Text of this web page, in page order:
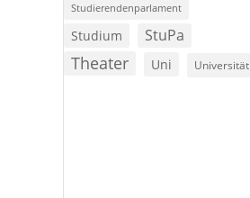
Studierendenparlament
Studium StuPa
Theater Uni Universität